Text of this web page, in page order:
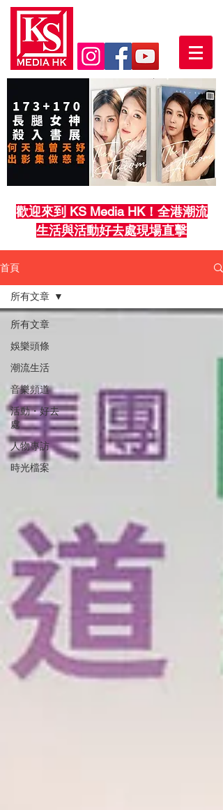
歡迎來到 KS Media HK！全港潮流
生活與活動好去處現場直擊
首頁
所有文章
娛樂頭條
潮流生活
音樂頻道
活動・好去
處
人物專訪
時光檔案
所有文章